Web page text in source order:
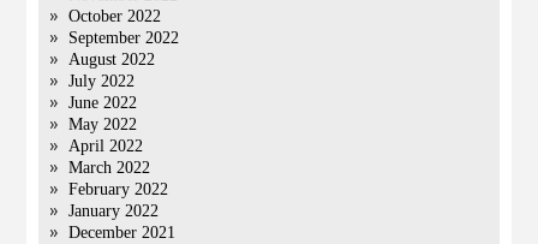
October 2022
September 2022
August 2022
July 2022
June 2022
May 2022
April 2022
March 2022
February 2022
January 2022
December 2021